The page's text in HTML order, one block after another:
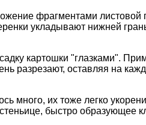
фрагментами листовой
укладывают нижней
картошки "глазками".
разрезают, оставляя на
много, их тоже легко
быстро образующее